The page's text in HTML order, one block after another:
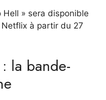
Hell » sera disponible
à partir du 27
la bande-